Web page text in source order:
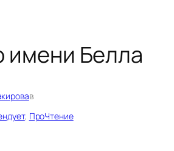
имени Белла
в
, ПроЧтение